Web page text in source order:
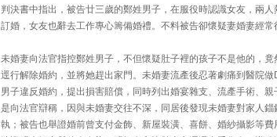
判決書中指出，被告廿三歲的鄭姓男子，在服役時認識女友，兩
訂婚，女友也辭去工作專心籌備婚禮。不料被告卻懷疑妻婚妻經
未婚妻向法官指控鄭姓男子，不但懷疑肚子裡的孩子不是他的，
逕行解除婚約，並將她趕出家門。未婚妻流產後忍著劇痛到醫院
男子違反婚約，提出損害賠償，同時列出婚宴雜支、流產手術、
是向法官辯稱，因與未婚妻交往不深，同居後發現未婚妻對家人
執；被告也舉證婚前曾支付金飾、新屋裝潢、喜餅、婚紗攝影等